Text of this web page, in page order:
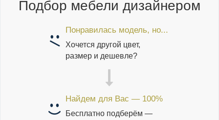
Подбор мебели дизайнером
Понравилась модель, но...
Хочется другой цвет,
размер и дешевле?
Найдем для Вас — 100%
Бесплатно подберём —